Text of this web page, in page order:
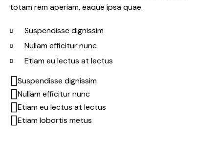
totam rem aperiam, eaque ipsa quae.
Suspendisse dignissim
Nullam efficitur nunc
Etiam eu lectus at lectus
Suspendisse dignissim
Nullam efficitur nunc
Etiam eu lectus at lectus
Etiam lobortis metus